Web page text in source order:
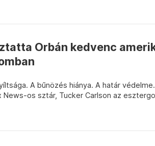
Orbán kedvenc
A bűnözés hiánya. A határ
News-os sztár, Tucker Carlson az